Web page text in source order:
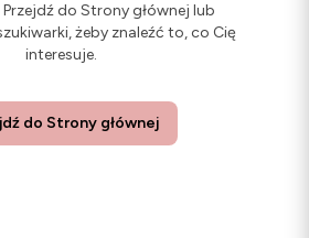
do Strony głównej lub
żeby znaleźć to, co Cię
interesuje.
do Strony głównej